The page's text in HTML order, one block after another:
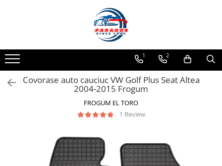
ACCESORII AUTO
Abtibild / Sticker Auto
Baby on Board
Accesorii Camping
Accesorii Curatare Auto
1 2
Covorase auto cauciuc VW Golf Plus Seat Altea
2004-2015 Frogum
FROGUM EL TORO
1 Review